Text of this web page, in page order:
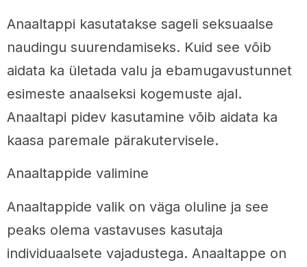
Anaaltappi kasutatakse sageli seksuaalse
naudingu suurendamiseks. Kuid see võib
aidata ka ületada valu ja ebamugavustunnet
esimeste anaalseksi kogemuste ajal.
Anaaltapi pidev kasutamine võib aidata ka
kaasa paremale pärakutervisele.
Anaaltappide valimine
Anaaltappide valik on väga oluline ja see
peaks olema vastavuses kasutaja
individuaalsete vajadustega. Anaaltappe on